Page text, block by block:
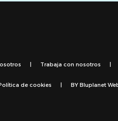
| Trabaja con nosotros |
de cookies | BY Bluplanet